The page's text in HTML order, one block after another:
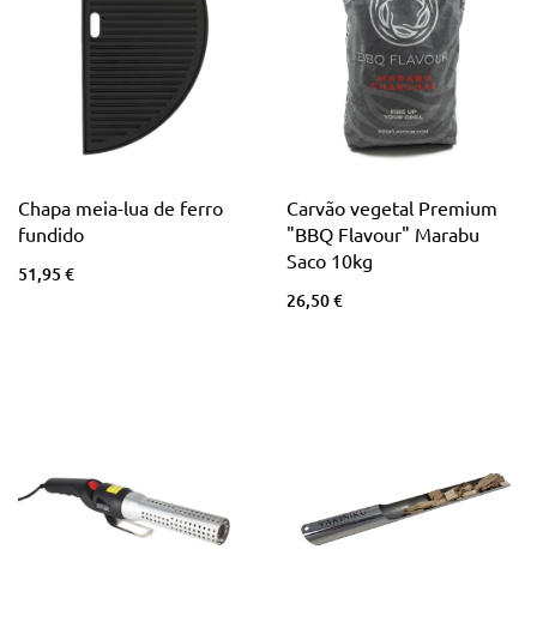
Chapa meia-lua de ferro
fundido
51,95 €
Carvão vegetal Premium
"BBQ Flavour" Marabu
Saco 10kg
26,50 €